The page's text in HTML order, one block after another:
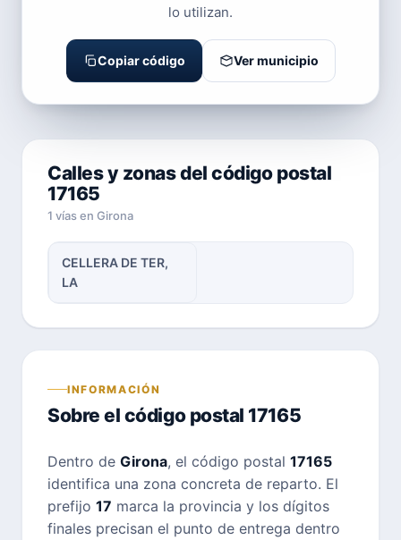
lo utilizan.
Copiar código Ver municipio
Calles y zonas del código postal
17165
1 vías en Girona
CELLERA DE TER,
LA
INFORMACIÓN
Sobre el código postal 17165
Dentro de Girona, el código postal 17165
identifica una zona concreta de reparto. El
prefijo 17 marca la provincia y los dígitos
finales precisan el punto de entrega dentro